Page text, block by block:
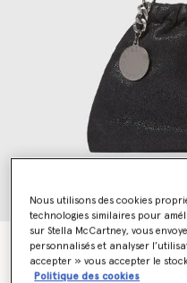
Sac a bandouliere avec
CA$1,265.00
Nous utilisons des cookies
technologies similaires pour
sur Stella McCartney, vous
personnalisés et analyser
accepter » vous accepter le
Politique des cookies